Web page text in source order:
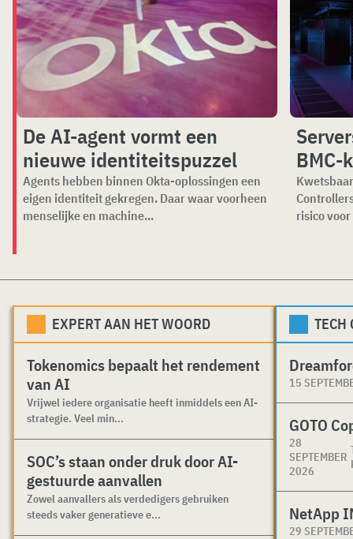
De AI-agent vormt een
nieuwe identiteitspuzzel
Agents hebben binnen Okta-oplossingen een
eigen identiteit gekregen. Daar waar voorheen
menselijke en machine...
BMC-
risico
EXPERT AAN HET WOORD
Tokenomics bepaalt het rendement
van AI
Vrijwel iedere organisatie heeft inmiddels een AI-
strategie. Veel min...
SOC’s staan onder druk door AI-
gestuurde aanvallen
Zowel aanvallers als verdedigers gebruiken
steeds vaker generatieve e...
TECH
15
GOTO
28
SEPTEMBER
2026
NetApp
29